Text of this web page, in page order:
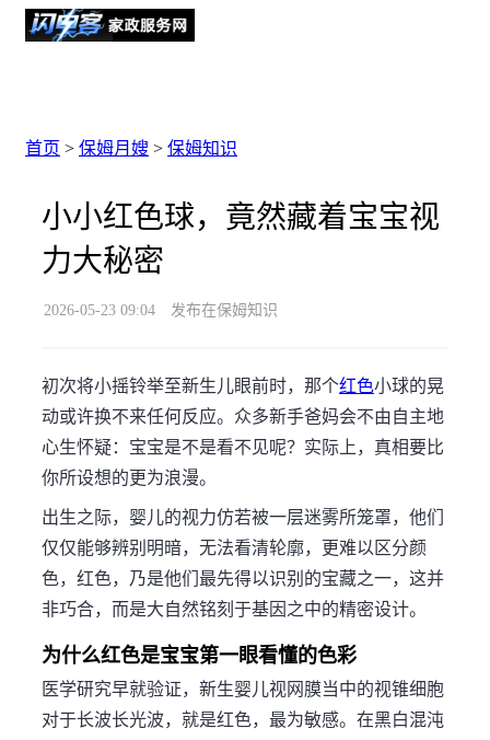
首页 > 保姆月嫂 > 保姆知识
小小红色球，竟然藏着宝宝视
力大秘密
2026-05-23 09:04 发布在保姆知识
初次将小摇铃举至新生儿眼前时，那个红色小球的晃
动或许换不来任何反应。众多新手爸妈会不由自主地
心生怀疑：宝宝是不是看不见呢？实际上，真相要比
你所设想的更为浪漫。
出生之际，婴儿的视力仿若被一层迷雾所笼罩，他们
仅仅能够辨别明暗，无法看清轮廓，更难以区分颜
色，红色，乃是他们最先得以识别的宝藏之一，这并
非巧合，而是大自然铭刻于基因之中的精密设计。
为什么红色是宝宝第一眼看懂的色彩
医学研究早就验证，新生婴儿视网膜当中的视锥细胞
对于长波长光波，就是红色，最为敏感。在黑白混沌